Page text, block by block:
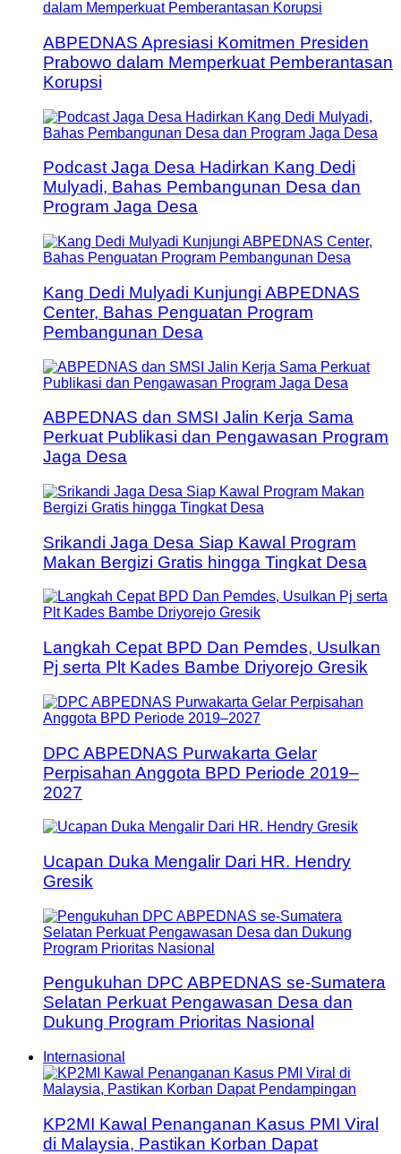
ABPEDNAS Apresiasi Komitmen Presiden
Prabowo dalam Memperkuat Pemberantasan
Korupsi
Podcast Jaga Desa Hadirkan Kang Dedi
Mulyadi, Bahas Pembangunan Desa dan
Program Jaga Desa
Kang Dedi Mulyadi Kunjungi ABPEDNAS
Center, Bahas Penguatan Program
Pembangunan Desa
ABPEDNAS dan SMSI Jalin Kerja Sama
Perkuat Publikasi dan Pengawasan Program
Jaga Desa
Srikandi Jaga Desa Siap Kawal Program
Makan Bergizi Gratis hingga Tingkat Desa
Langkah Cepat BPD Dan Pemdes, Usulkan
Pj serta Plt Kades Bambe Driyorejo Gresik
DPC ABPEDNAS Purwakarta Gelar
Perpisahan Anggota BPD Periode 2019–
2027
Ucapan Duka Mengalir Dari HR. Hendry
Gresik
Pengukuhan DPC ABPEDNAS se-Sumatera
Selatan Perkuat Pengawasan Desa dan
Dukung Program Prioritas Nasional
Internasional
KP2MI Kawal Penanganan Kasus PMI Viral
di Malaysia, Pastikan Korban Dapat